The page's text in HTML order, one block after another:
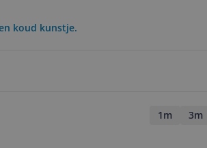
koud kunstje.
1m 3m